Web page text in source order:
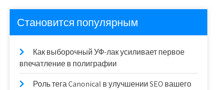
Становится популярным
Как выборочный УФ-лак усиливает первое
впечатление в полиграфии
Роль тега Canonical в улучшении SEO вашего